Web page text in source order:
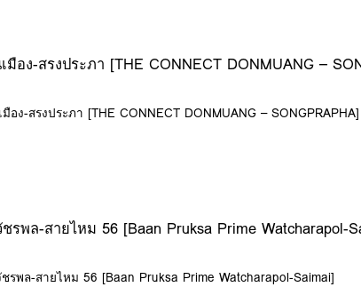
ง-สรงประภา [THE CONNECT DONMUANG –
-สรงประภา [THE CONNECT DONMUANG – SONGPRAPHA]
พล-สายไหม 56 [Baan Pruksa Prime Watcharapol-
พล-สายไหม 56 [Baan Pruksa Prime Watcharapol-Saimai]